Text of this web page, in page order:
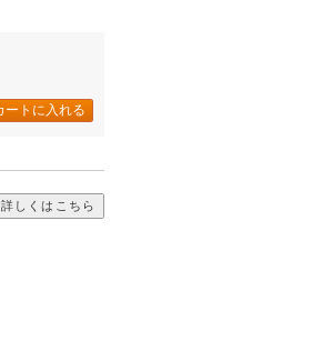
詳しくはこちら